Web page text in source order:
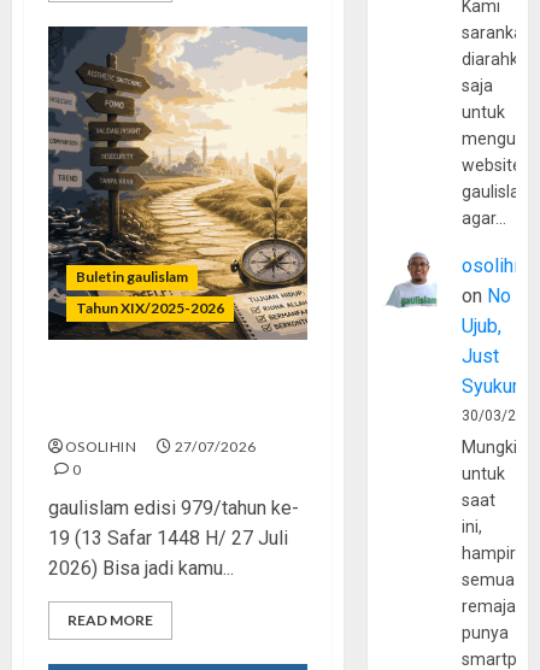
Buletin gaulislam
Tahun XIX/2025-2026
OSOLIHIN
27/07/2026
0
gaulislam edisi 979/tahun ke-
19 (13 Safar 1448 H/ 27 Juli
2026) Bisa jadi kamu...
READ MORE
Kami
sarankan,
diarahkan
saja
untuk
website
agar…
osolihin
on No
Ujub,
Just
Syukur
30/03/
Mungkin
untuk
saat
ini,
hampir
semua
remaja
punya